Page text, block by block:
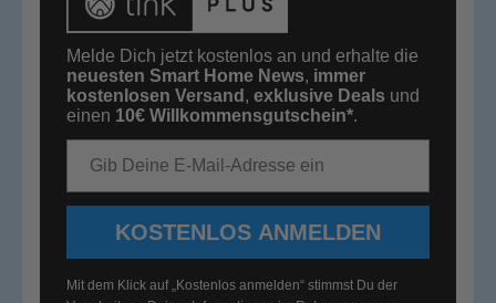
Melde Dich jetzt kostenlos an und erhalte die
neuesten Smart Home News, immer
kostenlosen Versand , exklusive Deals und
einen 10€ Willkommensgutschein*.
KOSTENLOS ANMELDEN
Mit dem Klick auf „Kostenlos anmelden“ stimmst Du der